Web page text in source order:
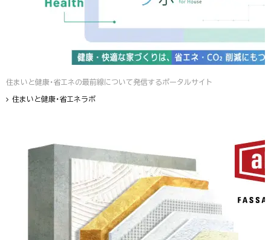
住まいと健康・省エネの最前線について発信するポータルサイト
住まいと健康・省エネラボ